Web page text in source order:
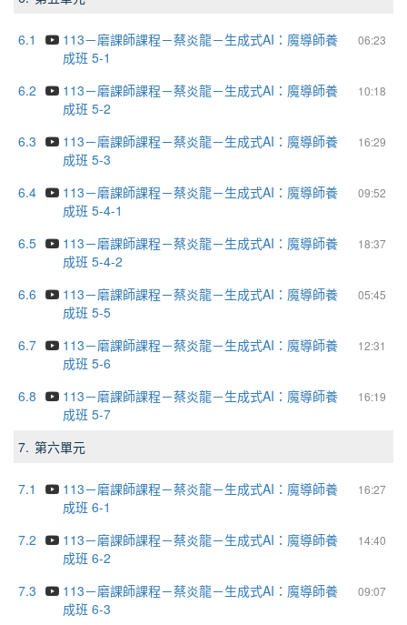
6.1 06:23
113－磨課師課程－蔡炎龍－生成式AI：魔導師養
成班 5-1
6.2
10:18
113－磨課師課程－蔡炎龍－生成式AI：魔導師養
成班 5-2
6.3
16:29
113－磨課師課程－蔡炎龍－生成式AI：魔導師養
成班 5-3
6.4
09:52
113－磨課師課程－蔡炎龍－生成式AI：魔導師養
成班 5-4-1
6.5
18:37
113－磨課師課程－蔡炎龍－生成式AI：魔導師養
成班 5-4-2
6.6
05:45
113－磨課師課程－蔡炎龍－生成式AI：魔導師養
成班 5-5
6.7
12:31
113－磨課師課程－蔡炎龍－生成式AI：魔導師養
成班 5-6
6.8
16:19
113－磨課師課程－蔡炎龍－生成式AI：魔導師養
成班 5-7
7. 第六單元
7.1 16:27
113－磨課師課程－蔡炎龍－生成式AI：魔導師養
成班 6-1
7.2
14:40
113－磨課師課程－蔡炎龍－生成式AI：魔導師養
成班 6-2
7.3
09:07
113－磨課師課程－蔡炎龍－生成式AI：魔導師養
成班 6-3